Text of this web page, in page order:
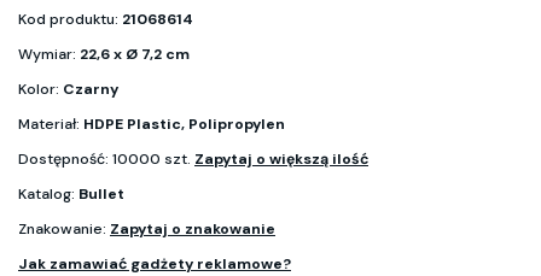
Kod produktu: 21068614
Wymiar: 22,6 x Ø 7,2 cm
Kolor: Czarny
Materiał: HDPE Plastic, Polipropylen
Dostępność: 10000 szt. Zapytaj o większą ilość
Katalog: Bullet
Znakowanie: Zapytaj o znakowanie
Jak zamawiać gadżety reklamowe?